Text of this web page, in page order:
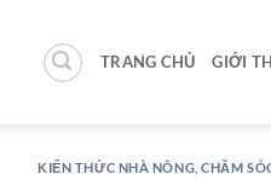
TRANG CHỦ GIỚI
KIẾN THỨC NHÀ NÔNG ,CHĂM